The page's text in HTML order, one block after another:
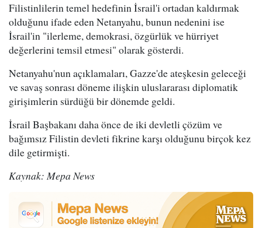
Filistinlilerin temel hedefinin İsrail'i ortadan kaldırmak
olduğunu ifade eden Netanyahu, bunun nedenini ise
İsrail'in "ilerleme, demokrasi, özgürlük ve hürriyet
değerlerini temsil etmesi" olarak gösterdi.
Netanyahu'nun açıklamaları, Gazze'de ateşkesin geleceği
ve savaş sonrası döneme ilişkin uluslararası diplomatik
girişimlerin sürdüğü bir dönemde geldi.
İsrail Başbakanı daha önce de iki devletli çözüm ve
bağımsız Filistin devleti fikrine karşı olduğunu birçok kez
dile getirmişti.
Kaynak: Mepa News